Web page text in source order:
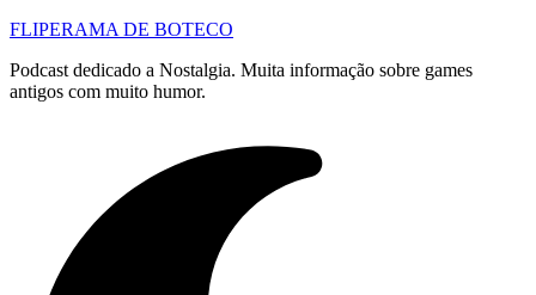
FLIPERAMA DE BOTECO
Podcast dedicado a Nostalgia. Muita informação sobre games
antigos com muito humor.